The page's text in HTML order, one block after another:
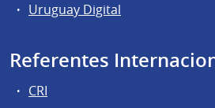
Uruguay Digital
Referentes
CRI